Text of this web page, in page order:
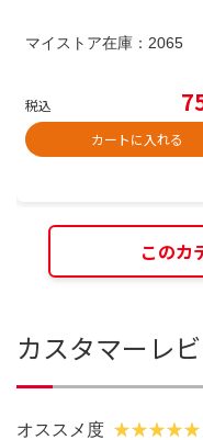
マイストア在庫： 2065
税込
カートに入れる
このカ
カスタマーレ
オススメ度